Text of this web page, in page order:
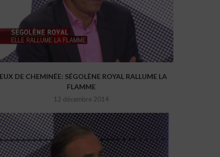
DE CHEMINÉE: SÉGOLÈNE ROYAL RALLUME LA
FLAMME
12 décembre 2014